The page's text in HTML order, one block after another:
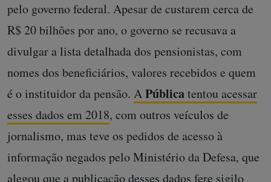
pelo governo federal. Apesar de custarem cerca de
R$ 20 bilhões por ano, o governo se recusava a
divulgar a lista detalhada dos pensionistas, com
nomes dos beneficiários, valores recebidos e quem
é o instituidor da pensão. APúblicatentou acessar
esses dados em 2018, com outros veículos de
jornalismo, mas teve os pedidos de acesso à
informação negados pelo Ministério da Defesa, que
alegou que a publicação desses dados fere sigilo